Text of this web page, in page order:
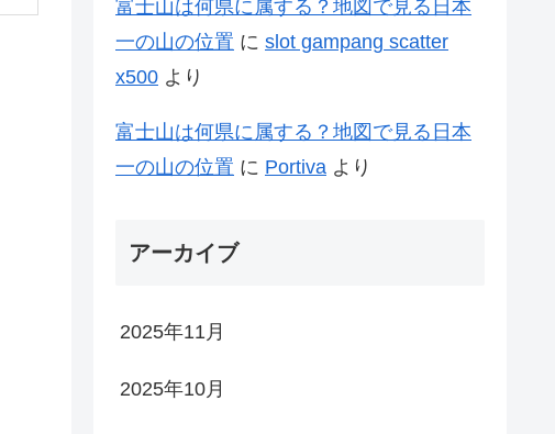
富士山は何県に属する？地図で見る日本
一の山の位置 に slot gampang scatter
x500 より
富士山は何県に属する？地図で見る日本
一の山の位置 に Portiva より
アーカイブ
2025年11月
2025年10月